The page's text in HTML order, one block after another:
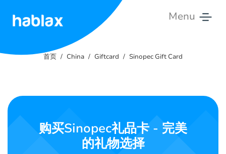
Menu
服
首页 China Giftcard Sinopec Gift Card
购买Sinopec礼品卡 - 完美
的礼物选择